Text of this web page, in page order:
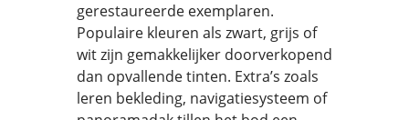
gerestaureerde exemplaren.
Populaire kleuren als zwart, grijs of
wit zijn gemakkelijker doorverkopend
dan opvallende tinten. Extra’s zoals
leren bekleding, navigatiesysteem of